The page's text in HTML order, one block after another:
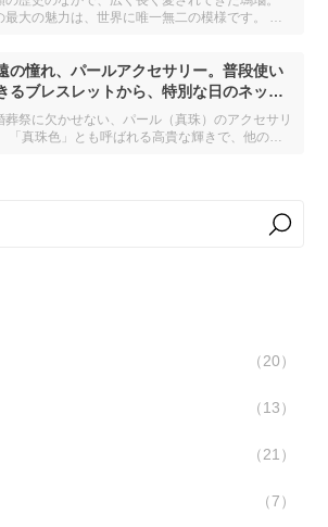
最大の魅力は、世界に唯一無二の模様です。 本
の憧れ、パールアクセサリー。普段使い
るブレスレットから、特別な日のネック
まで
葬祭に欠かせない、パール（真珠）のアクセサリ
「真珠色」とも呼ばれる高貴な輝きで、他の何
20
13
21
7